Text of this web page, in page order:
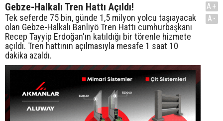
Gebze-Halkalı Tren Hattı Açıldı!
Tek seferde 75 bin, günde 1,5 milyon yolcu taşıayacak
olan Gebze-Halkalı Banliyö Tren Hattı cumhurbaşkanı
Recep Tayyip Erdoğan'ın katıldığı bir törenle hizmete
açıldı. Tren hattının açılmasıyla mesafe 1 saat 10
dakika azaldı.
A+
A-